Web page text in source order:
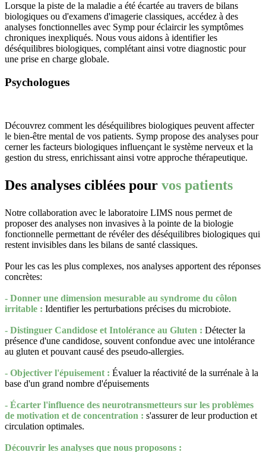
Lorsque la piste de la maladie a été écartée au travers de bilans
biologiques ou d'examens d'imagerie classiques, accédez à des
analyses fonctionnelles avec Symp pour éclaircir les symptômes
chroniques inexpliqués. Nous vous aidons à identifier les
déséquilibres biologiques, complétant ainsi votre diagnostic pour
une prise en charge globale.
Psychologues
Découvrez comment les déséquilibres biologiques peuvent affecter
le bien-être mental de vos patients. Symp propose des analyses pour
cerner les facteurs biologiques influençant le système nerveux et la
gestion du stress, enrichissant ainsi votre approche thérapeutique.
Des analyses ciblées pour vos patients
Notre collaboration avec le laboratoire LIMS nous permet de
proposer des analyses non invasives à la pointe de la biologie
fonctionnelle permettant de révéler des déséquilibres biologiques qui
restent invisibles dans les bilans de santé classiques.
Pour les cas les plus complexes, nos analyses apportent des réponses
concrètes:
- Donner une dimension mesurable au syndrome du côlon
irritable : Identifier les perturbations précises du microbiote.
- Distinguer Candidose et Intolérance au Gluten : Détecter la
présence d'une candidose, souvent confondue avec une intolérance
au gluten et pouvant causé des pseudo-allergies.
- Objectiver l'épuisement : Évaluer la réactivité de la surrénale à la
base d'un grand nombre d'épuisements
- Écarter l'influence des neurotransmetteurs sur les problèmes
de motivation et de concentration : s'assurer de leur production et
circulation optimales.
Découvrir les analyses que nous proposons :